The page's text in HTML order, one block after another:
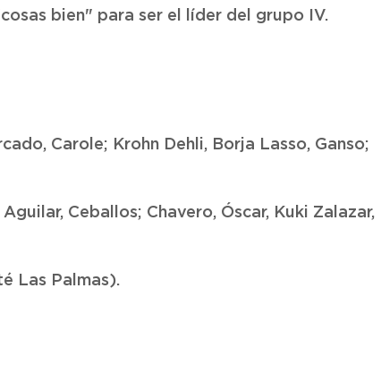
bien" para ser el líder del grupo IV.
Carole; Krohn Dehli, Borja Lasso, Ganso;
Ceballos; Chavero, Óscar, Kuki Zalazar,
Las Palmas).